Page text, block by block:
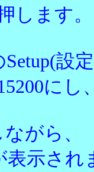
します。
設
に
ながら
表示され